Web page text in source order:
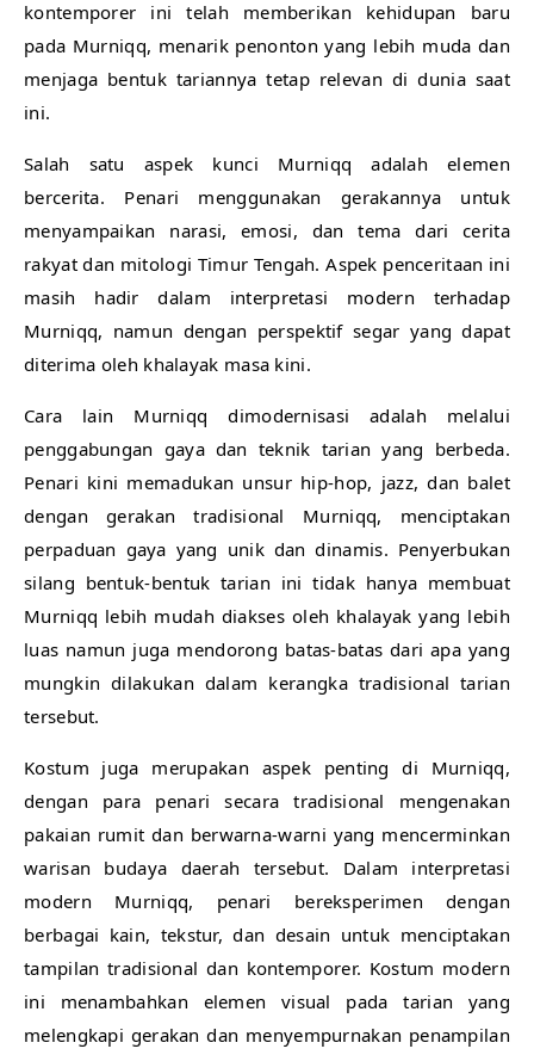
kontemporer ini telah memberikan kehidupan baru
pada Murniqq, menarik penonton yang lebih muda dan
menjaga bentuk tariannya tetap relevan di dunia saat
ini.
Salah satu aspek kunci Murniqq adalah elemen
bercerita. Penari menggunakan gerakannya untuk
menyampaikan narasi, emosi, dan tema dari cerita
rakyat dan mitologi Timur Tengah. Aspek penceritaan ini
masih hadir dalam interpretasi modern terhadap
Murniqq, namun dengan perspektif segar yang dapat
diterima oleh khalayak masa kini.
Cara lain Murniqq dimodernisasi adalah melalui
penggabungan gaya dan teknik tarian yang berbeda.
Penari kini memadukan unsur hip-hop, jazz, dan balet
dengan gerakan tradisional Murniqq, menciptakan
perpaduan gaya yang unik dan dinamis. Penyerbukan
silang bentuk-bentuk tarian ini tidak hanya membuat
Murniqq lebih mudah diakses oleh khalayak yang lebih
luas namun juga mendorong batas-batas dari apa yang
mungkin dilakukan dalam kerangka tradisional tarian
tersebut.
Kostum juga merupakan aspek penting di Murniqq,
dengan para penari secara tradisional mengenakan
pakaian rumit dan berwarna-warni yang mencerminkan
warisan budaya daerah tersebut. Dalam interpretasi
modern Murniqq, penari bereksperimen dengan
berbagai kain, tekstur, dan desain untuk menciptakan
tampilan tradisional dan kontemporer. Kostum modern
ini menambahkan elemen visual pada tarian yang
melengkapi gerakan dan menyempurnakan penampilan